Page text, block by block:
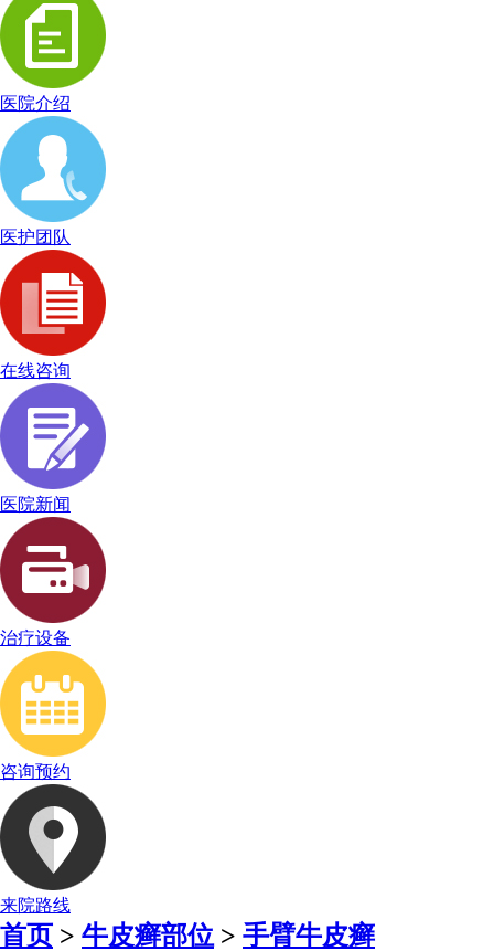
医院介绍
医护团队
在线咨询
医院新闻
治疗设备
咨询预约
来院路线
首页 > 牛皮癣部位 > 手臂牛皮癣